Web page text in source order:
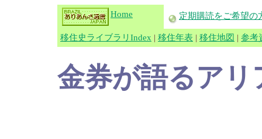
Home 定期購読をご希望の
移住史ライブラリIndex | 移住年表 | 移住地図 | 参考
金券が語るアリ